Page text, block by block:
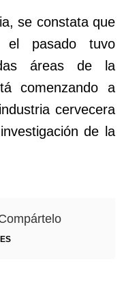
se constata que
el pasado tuvo
áreas de la
comenzando a
cervecera
de la